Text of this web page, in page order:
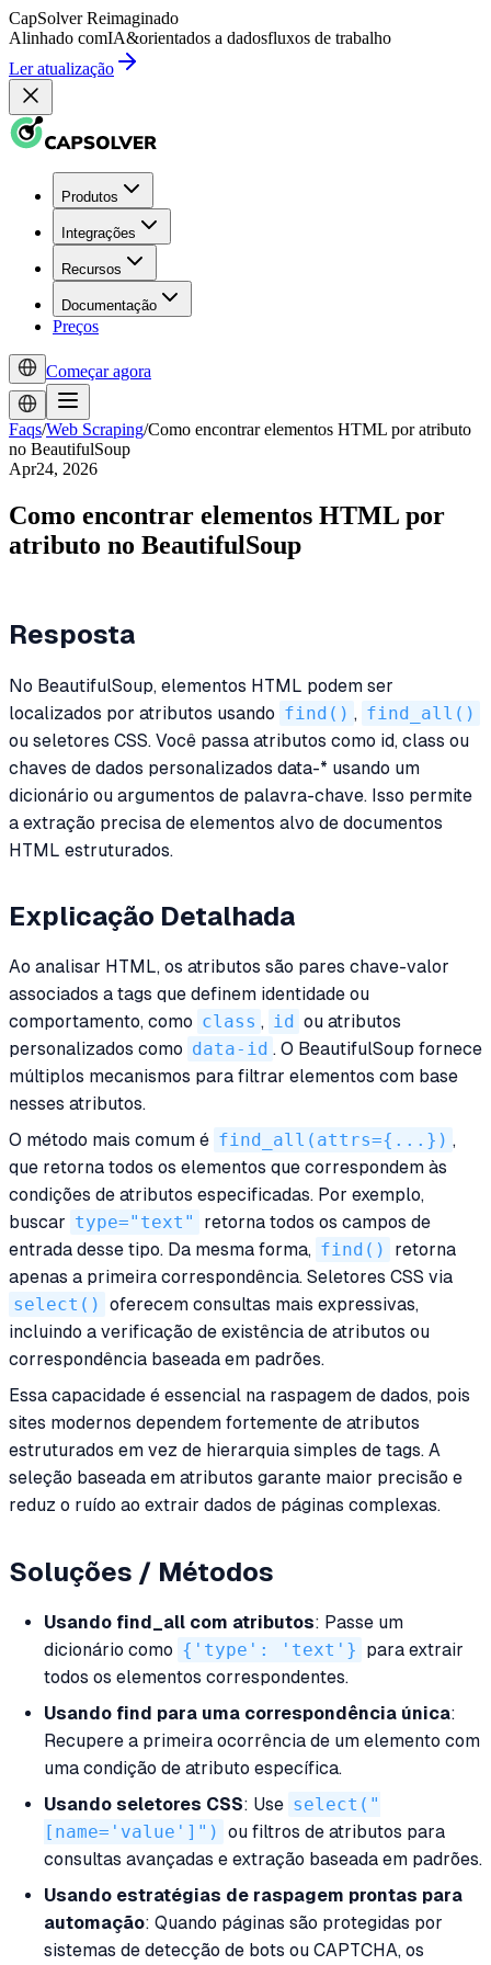
CapSolver Reimaginado
Alinhado comIA&orientados a dadosfluxos de trabalho
Ler atualização
Produtos
Integrações
Recursos
Documentação
Preços
Começar agora
Faqs/Web Scraping/Como encontrar elementos HTML por atributo
no BeautifulSoup
Apr24, 2026
Como encontrar elementos HTML por
atributo no BeautifulSoup
Resposta
No BeautifulSoup, elementos HTML podem ser
localizados por atributos usando find() , find_all()
ou seletores CSS. Você passa atributos como id, class ou
chaves de dados personalizados data-* usando um
dicionário ou argumentos de palavra-chave. Isso permite
a extração precisa de elementos alvo de documentos
HTML estruturados.
Explicação Detalhada
Ao analisar HTML, os atributos são pares chave-valor
associados a tags que definem identidade ou
comportamento, como class , id ou atributos
personalizados como data-id . O BeautifulSoup fornece
múltiplos mecanismos para filtrar elementos com base
nesses atributos.
O método mais comum é find_all(attrs={...}) ,
que retorna todos os elementos que correspondem às
condições de atributos especificadas. Por exemplo,
buscar type="text"
retorna todos os campos de
entrada desse tipo. Da mesma forma, find()
retorna
apenas a primeira correspondência. Seletores CSS via
select() oferecem consultas mais expressivas,
incluindo a verificação de existência de atributos ou
correspondência baseada em padrões.
Essa capacidade é essencial na raspagem de dados, pois
sites modernos dependem fortemente de atributos
estruturados em vez de hierarquia simples de tags. A
seleção baseada em atributos garante maior precisão e
reduz o ruído ao extrair dados de páginas complexas.
Soluções / Métodos
Usando find_all com atributos: Passe um
dicionário como {'type': 'text'} para extrair
todos os elementos correspondentes.
Usando find para uma correspondência única:
Recupere a primeira ocorrência de um elemento com
uma condição de atributo específica.
Usando seletores CSS: Use select("
[name='value']") ou filtros de atributos para
consultas avançadas e extração baseada em padrões.
Usando estratégias de raspagem prontas para
automação: Quando páginas são protegidas por
sistemas de detecção de bots ou CAPTCHA, os